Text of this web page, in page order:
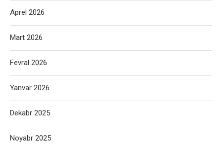
Aprel 2026
Mart 2026
Fevral 2026
Yanvar 2026
Dekabr 2025
Noyabr 2025